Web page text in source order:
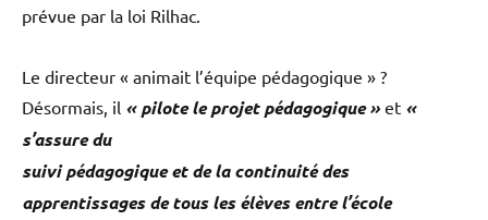
prévue par la loi Rilhac.
Le directeur « animait l’équipe pédagogique » ?
Désormais, il « pilote le projet pédagogique »et «
s’assure du
suivi pédagogique et de la continuité des
apprentissages de tous les élèves entre l’école